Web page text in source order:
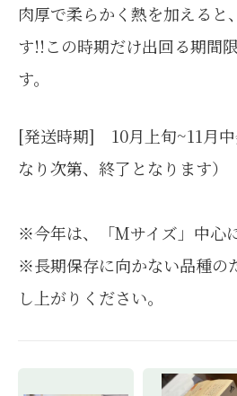
肉厚で柔らかく熱を加えると
す!!この時期だけ出回る期間
す。
[発送時期] 10月上旬~11月中
なり次第、終了となります）
※今年は、「Mサイズ」中心
※長期保存に向かない品種の
し上がりください。